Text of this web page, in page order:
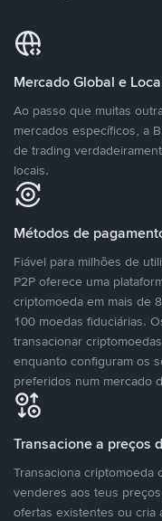
Mercado Global e
Ao passo que muitas
mercados específicos, a
de trading
locais.
Métodos de
Fiável para milhões de
P2P oferece uma
criptomoeda em mais de
100 moedas fiduciárias.
transacionar
enquanto configuram os
preferidos num mercado
Transacione a preços
Transaciona criptomoeda
venderes aos teus
ofertas existentes ou cria